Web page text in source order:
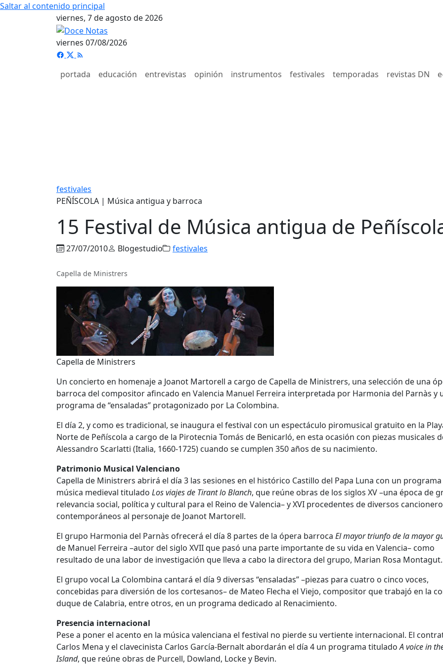
Saltar al contenido principal
viernes, 7 de agosto de 2026
viernes 07/08/2026
portada educación entrevistas opinión instrumentos festivales temporadas revistas DN
festivales
PEÑÍSCOLA | Música antigua y barroca
15 Festival de Música antigua de
27/07/2010 Blogestudio festivales
Capella de Ministrers
Capella de Ministrers
Un concierto en homenaje a Joanot Martorell a cargo de Capella de Ministrers, una selección de una
barroca del compositor afincado en Valencia Manuel Ferreira interpretada por Harmonia del Parnàs y
programa de “ensaladas” protagonizado por La Colombina.
El día 2, y como es tradicional, se inaugura el festival con un espectáculo piromusical gratuito en la
Norte de Peñíscola a cargo de la Pirotecnia Tomás de Benicarló, en esta ocasión con piezas musicales
Alessandro Scarlatti (Italia, 1660-1725) cuando se cumplen 350 años de su nacimiento.
Patrimonio Musical Valenciano
Capella de Ministrers abrirá el día 3 las sesiones en el histórico Castillo del Papa Luna con un
música medieval titulado Los viajes de Tirant lo Blanch, que reúne obras de los siglos XV –una época de
relevancia social, política y cultural para el Reino de Valencia– y XVI procedentes de diversos
contemporáneos al personaje de Joanot Martorell.
El grupo Harmonia del Parnàs ofrecerá el día 8 partes de la ópera barroca El mayor triunfo de la mayor
de Manuel Ferreira –autor del siglo XVII que pasó una parte importante de su vida en Valencia– como
resultado de una labor de investigación que lleva a cabo la directora del grupo, Marian Rosa Montagut.
El grupo vocal La Colombina cantará el día 9 diversas “ensaladas” –piezas para cuatro o cinco voces,
concebidas para diversión de los cortesanos– de Mateo Flecha el Viejo, compositor que trabajó en la
duque de Calabria, entre otros, en un programa dedicado al Renacimiento.
Presencia internacional
Pese a poner el acento en la música valenciana el festival no pierde su vertiente internacional. El
Carlos Mena y el clavecinista Carlos García-Bernalt abordarán el día 4 un programa tituladoA voice in
Island, que reúne obras de Purcell, Dowland, Locke y Bevin.